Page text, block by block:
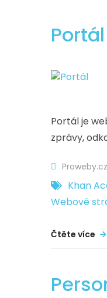
Portál
Portál je
zprávy,
Proweby.cz
Khan
Webové
Čtěte více